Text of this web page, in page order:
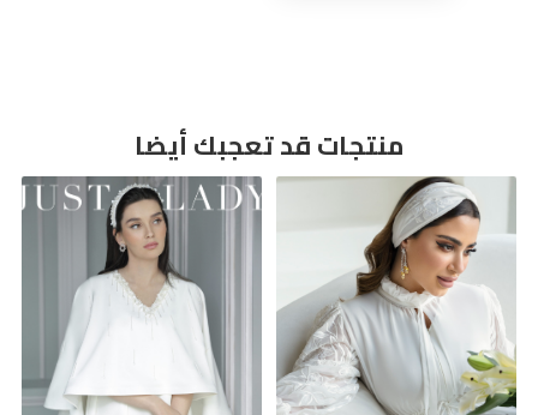
منتجات قد تعجبك أيضا